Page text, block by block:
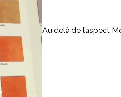
Au delà de l’aspect